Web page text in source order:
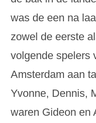
was de een na
zowel de eerste
volgende spelers
Amsterdam aan
Yvonne, Dennis,
waren Gideon en